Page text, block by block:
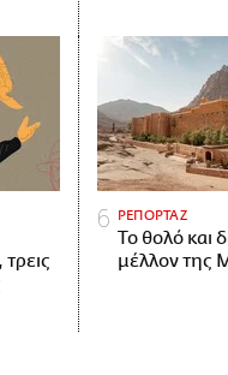
ΡΕΠΟΡΤΑΖ
Το θολό και
μέλλον της